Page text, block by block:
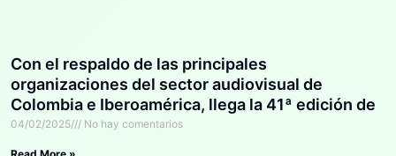
Con el respaldo de las principales
organizaciones del sector audiovisual de
Colombia e Iberoamérica, llega la 41ª edición de
los Premios IndiaCatalina con grandes
novedades
04/02/2025 No hay comentarios